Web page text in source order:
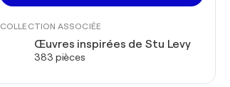
COLLECTION ASSOCIÉE
Œuvres inspirées de Stu Levy
383 pièces